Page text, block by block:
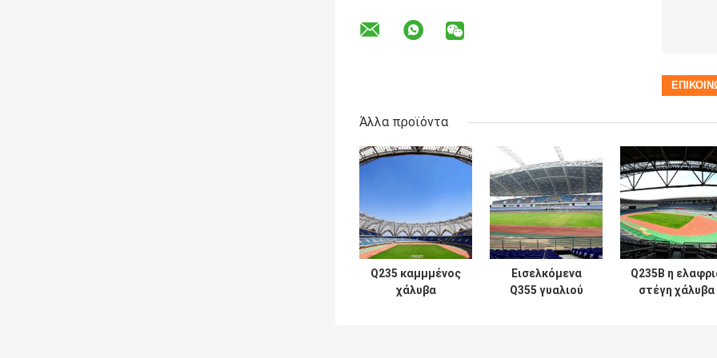
Άλλα προϊόντα
Q235 καμμμένος
χάλυβα
Εισελκόμενα
Q355 γυαλιού
Q235B η
στέγη χάλυβα